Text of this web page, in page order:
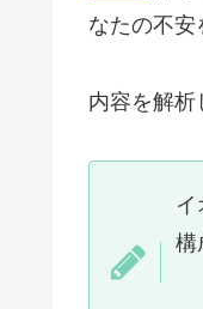
なたの不安
内容を解析
構